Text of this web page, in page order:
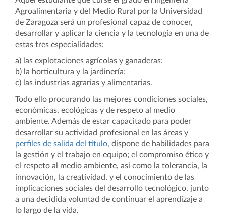
Agroalimentaria y del Medio Rural por la Universidad
de Zaragoza será un profesional capaz de conocer,
desarrollar y aplicar la ciencia y la tecnología en una de
estas tres especialidades:
a) las explotaciones agrícolas y ganaderas;
b) la horticultura y la jardinería;
c) las industrias agrarias y alimentarias.
Todo ello procurando las mejores condiciones sociales,
económicas, ecológicas y de respeto al medio
ambiente. Además de estar capacitado para poder
desarrollar su actividad profesional en las áreas y
perfiles de salida del título, dispone de habilidades para
la gestión y el trabajo en equipo; el compromiso ético y
el respeto al medio ambiente, así como la tolerancia, la
innovación, la creatividad, y el conocimiento de las
implicaciones sociales del desarrollo tecnológico, junto
a una decidida voluntad de continuar el aprendizaje a
lo largo de la vida.